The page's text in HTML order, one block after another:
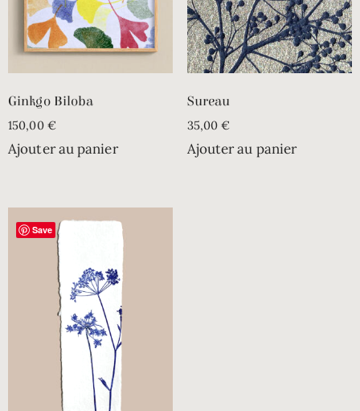
Ginkgo Biloba
150,00 €
Ajouter au panier
Sureau
35,00€
Ajouter au panier
Save